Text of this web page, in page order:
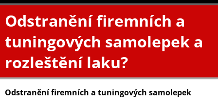
Odstranění firemních a
tuningových samolepek a
rozleštění laku?
Odstranění firemních a tuningových samolepek